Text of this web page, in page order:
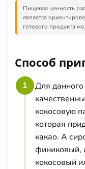
Пищевая ценность
является
готового продукта
Способ
1
Для
кокосовую
которая
какао. А
финиковый,
кокосовый